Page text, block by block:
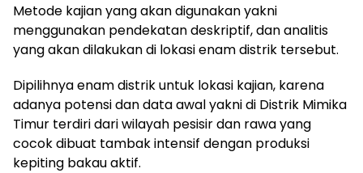
Metode kajian yang akan digunakan yakni
menggunakan pendekatan deskriptif, dan analitis
yang akan dilakukan di lokasi enam distrik tersebut.
Dipilihnya enam distrik untuk lokasi kajian, karena
adanya potensi dan data awal yakni di Distrik Mimika
Timur terdiri dari wilayah pesisir dan rawa yang
cocok dibuat tambak intensif dengan produksi
kepiting bakau aktif.